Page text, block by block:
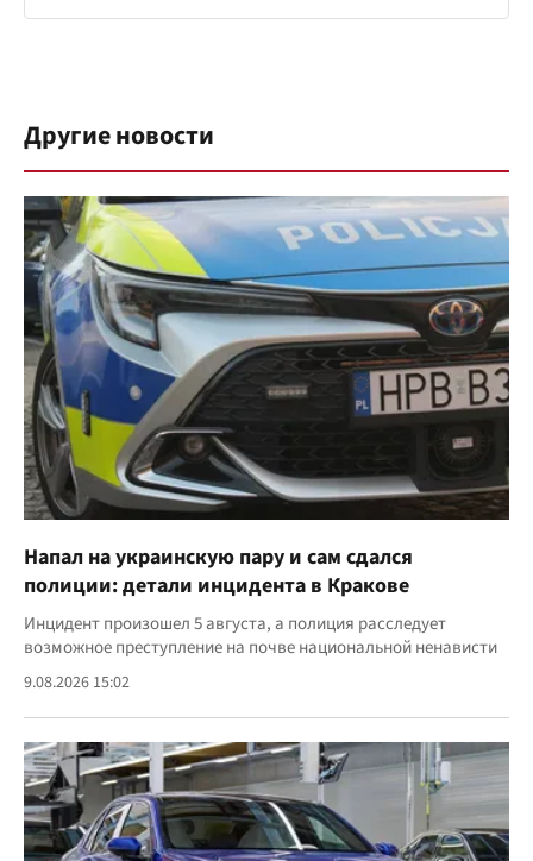
Другие новости
Напал на украинскую пару и сам сдался
полиции: детали инцидента в Кракове
Инцидент произошел 5 августа, а полиция расследует
возможное преступление на почве национальной ненависти
9.08.2026 15:02